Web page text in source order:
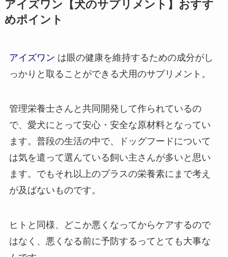
アイズワン【犬のサプリメント】おすす
めポイント
アイズワン は眼の健康を維持するための成分がし
っかりと取ることができる犬用のサプリメント。
管理栄養士さんと共同開発して作られているの
で、愛犬にとって安心・安全な原材料となってい
ます。普段の生活の中で、ドッグフードについて
は気を遣って選んている飼い主さんが多いと思い
ます。でもそれ以上のプラスの栄養素にまで考え
が及ばないものです。
ヒトと同様、どこか悪くなってからケアするので
はなく、悪くなる前に予防するってとても大事な